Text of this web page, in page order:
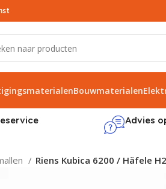
Bouwmaterialen
Advies
Riens Kubica 6200 / Häfele H2